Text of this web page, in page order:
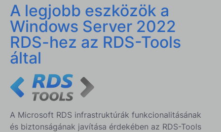
A legjobb eszközök a
Windows Server 2022
RDS-hez az RDS-Tools
által
A Microsoft RDS infrastruktúrák funkcionalitásának
és biztonságának javítása érdekében az RDS-Tools